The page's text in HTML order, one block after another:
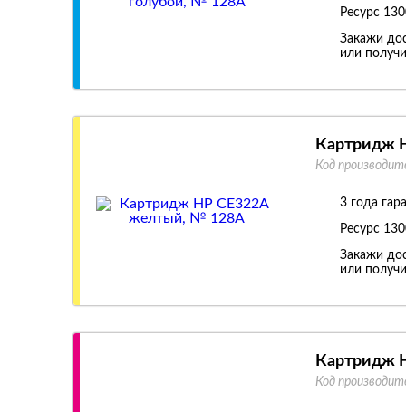
Ресурс
Закажи
или
Картридж
Код
3 года
Ресурс
Закажи
или
Картридж
Код